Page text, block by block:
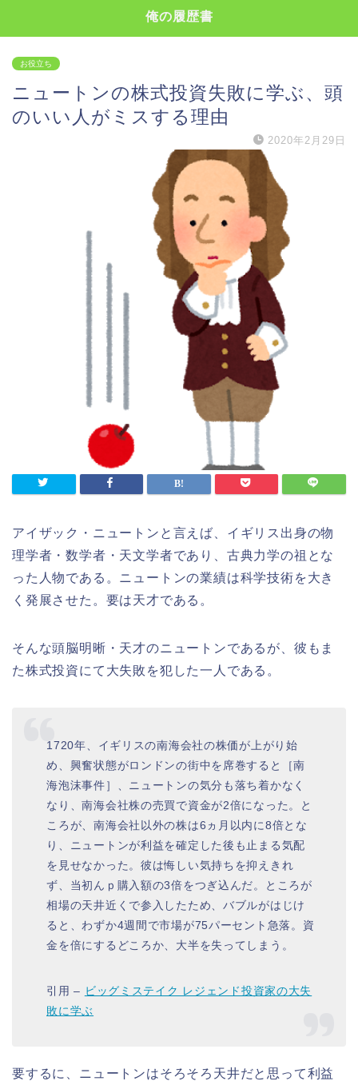
俺の履歴書
お役立ち
ニュートンの株式投資失敗に学ぶ、頭
のいい人がミスする理由
2020年2月29日
アイザック・ニュートンと言えば、イギリス出身の物
理学者・数学者・天文学者であり、古典力学の祖とな
った人物である。ニュートンの業績は科学技術を大き
く発展させた。要は天才である。
そんな頭脳明晰・天才のニュートンであるが、彼もま
た株式投資にて大失敗を犯した一人である。
1720年、イギリスの南海会社の株価が上がり始
め、興奮状態がロンドンの街中を席巻すると［南
海泡沫事件］、ニュートンの気分も落ち着かなく
なり、南海会社株の売買で資金が2倍になった。と
ころが、南海会社以外の株は6ヵ月以内に8倍とな
り、ニュートンが利益を確定した後も止まる気配
を見せなかった。彼は悔しい気持ちを抑えきれ
ず、当初んｐ購入額の3倍をつぎ込んだ。ところが
相場の天井近くで参入したため、バブルがはじけ
ると、わずか4週間で市場が75パーセント急落。資
金を倍にするどころか、大半を失ってしまう。
引用 – ビッグミステイク レジェンド投資家の大失
敗に学ぶ
要するに、ニュートンはそろそろ天井だと思って利益